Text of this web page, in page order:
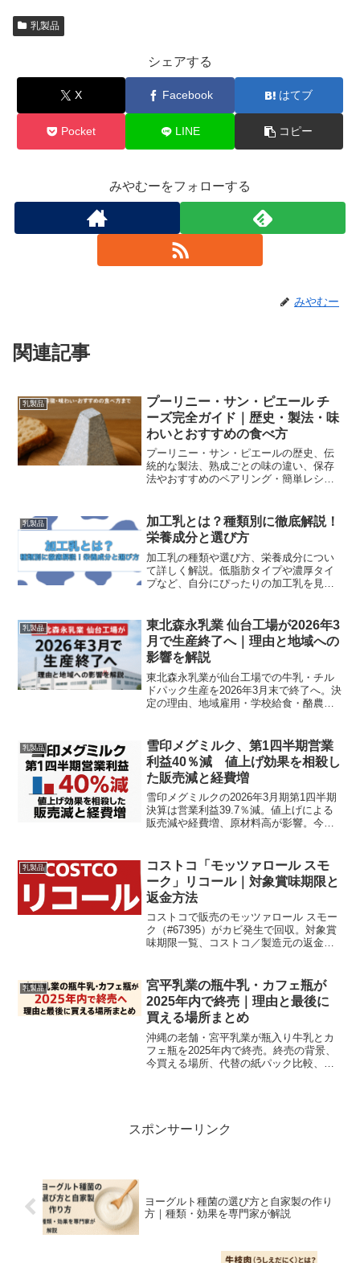
乳製品
シェアする
X Facebook はてブ
Pocket LINE コピー
みやむーをフォローする
みやむー
関連記事
乳製品
プーリニー・サン・ピエール チ
ーズ完全ガイド｜歴史・製法・味
わいとおすすめの食べ方
プーリニー・サン・ピエールの歴史、伝
統的な製法、熟成ごとの味の違い、保存
法やおすすめのペアリング・簡単レシピ
乳製品
加工乳とは？種類別に徹底解説！
栄養成分と選び方
加工乳の種類や選び方、栄養成分につい
て詳しく解説。低脂肪タイプや濃厚タイ
プなど、自分にぴったりの加工乳を見つ
乳製品
東北森永乳業 仙台工場が2026年3
月で生産終了へ｜理由と地域への
影響を解説
東北森永乳業が仙台工場での牛乳・チル
ドパック生産を2026年3月末で終了へ。決
定の理由、地域雇用・学校給食・酪農家
します。
乳製品
雪印メグミルク、第1四半期営業
利益40％減 値上げ効果を相殺し
た販売減と経費増
雪印メグミルクの2026年3月期第1四半期
決算は営業利益39.7％減。値上げによる
販売減や経費増、原材料高が影響。今後
乳製品
コストコ「モッツァロール スモ
ーク」リコール｜対象賞味期限と
返金方法
コストコで販売のモッツァロール スモー
ク（#67395）がカビ発生で回収。対象賞
味期限一覧、コストコ／製造元の返金手
す。
乳製品
宮平乳業の瓶牛乳・カフェ瓶が
2025年内で終売｜理由と最後に
買える場所まとめ
沖縄の老舗・宮平乳業が瓶入り牛乳とカ
フェ瓶を2025年内で終売。終売の背景、
今買える場所、代替の紙パック比較、瓶
スポンサーリンク
ヨーグルト種菌の選び方と自家製の作り
方｜種類・効果を専門家が解説